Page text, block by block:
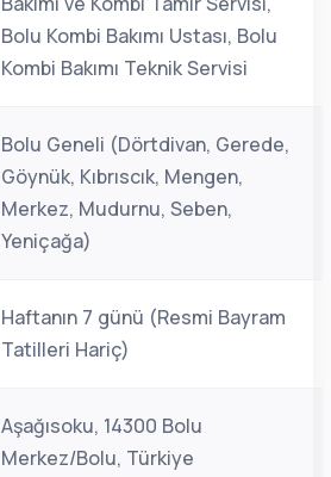
Bolu Kombi Bakımı Ustası, Bolu
Kombi Bakımı Teknik Servisi
Bolu Geneli (Dörtdivan, Gerede,
Göynük, Kıbrıscık, Mengen,
Merkez, Mudurnu, Seben,
Yeniçağa)
Haftanın 7 günü (Resmi Bayram
Tatilleri Hariç)
Aşağısoku, 14300 Bolu
Merkez/Bolu, Türkiye